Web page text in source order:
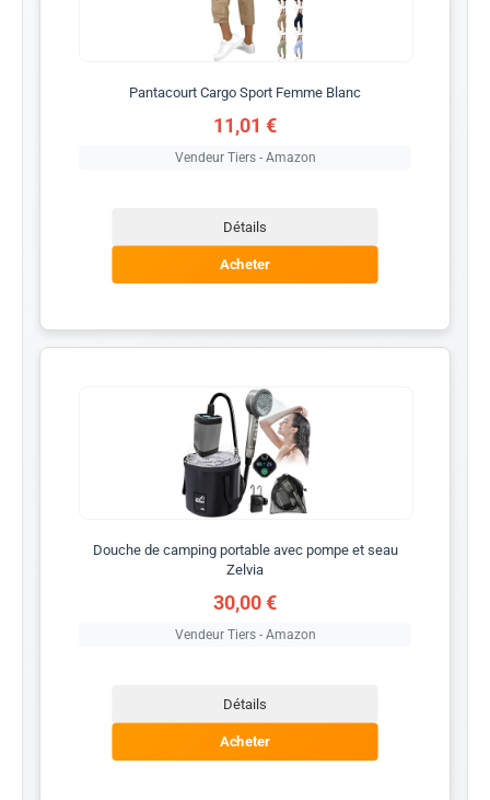
Pantacourt Cargo Sport Femme Blanc
11,01 €
Vendeur Tiers - Amazon
Détails
Acheter
Douche de camping portable avec pompe et seau
Zelvia
30,00 €
Vendeur Tiers - Amazon
Détails
Acheter